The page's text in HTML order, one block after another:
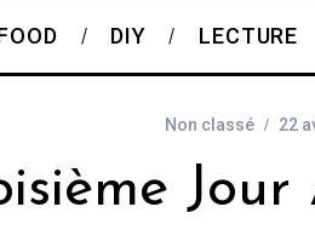
DIY LECTURE
Non classé 22